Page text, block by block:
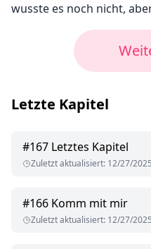
wusste es noch nicht,
Letzte Kapitel
#167 Letztes Kapitel
Zuletzt aktualisiert: 12/27/2025
#166 Komm mit mir
Zuletzt aktualisiert: 12/27/2025